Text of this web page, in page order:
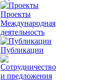
Проекты
Международная
деятельность
Публикации